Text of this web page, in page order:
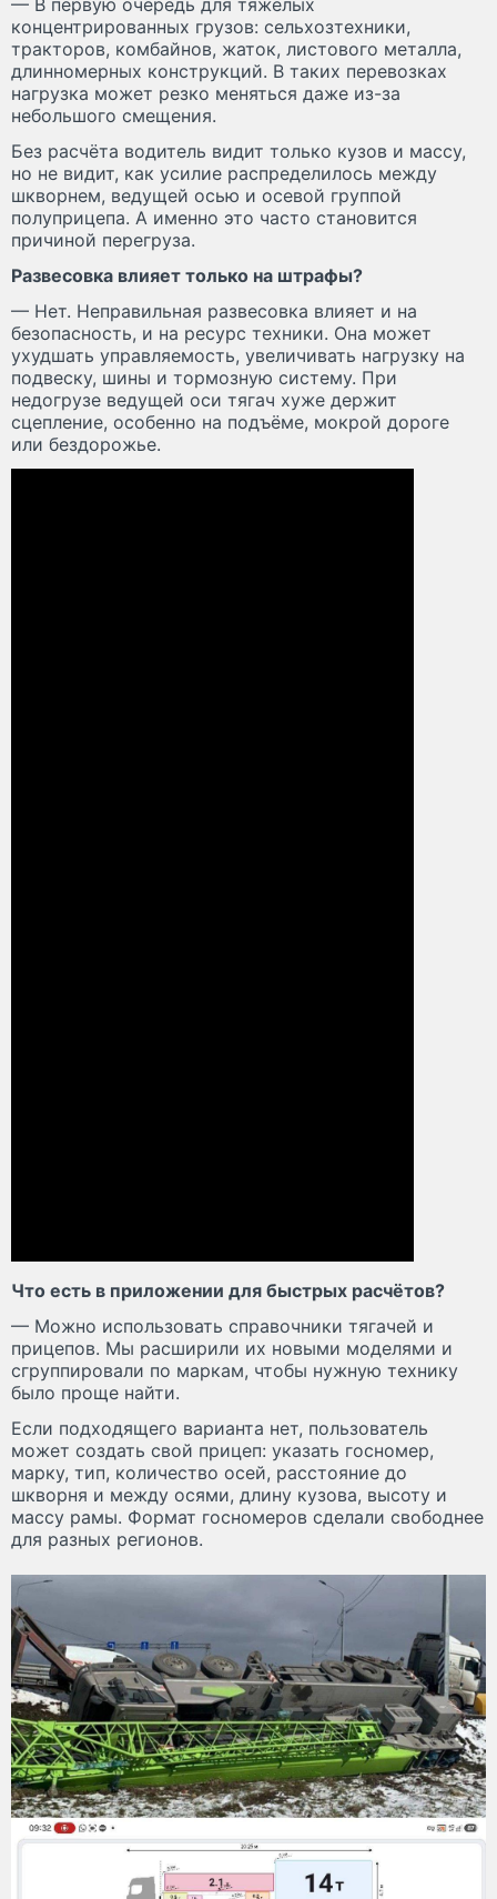
— В первую очередь для тяжёлых
концентрированных грузов: сельхозтехники,
тракторов, комбайнов, жаток, листового металла,
длинномерных конструкций. В таких перевозках
нагрузка может резко меняться даже из-за
небольшого смещения.
Без расчёта водитель видит только кузов и массу,
но не видит, как усилие распределилось между
шкворнем, ведущей осью и осевой группой
полуприцепа. А именно это часто становится
причиной перегруза.
Развесовка влияет только на штрафы?
— Нет. Неправильная развесовка влияет и на
безопасность, и на ресурс техники. Она может
ухудшать управляемость, увеличивать нагрузку на
подвеску, шины и тормозную систему. При
недогрузе ведущей оси тягач хуже держит
сцепление, особенно на подъёме, мокрой дороге
или бездорожье.
Что есть в приложении для быстрых расчётов?
— Можно использовать справочники тягачей и
прицепов. Мы расширили их новыми моделями и
сгруппировали по маркам, чтобы нужную технику
было проще найти.
Если подходящего варианта нет, пользователь
может создать свой прицеп: указать госномер,
марку, тип, количество осей, расстояние до
шкворня и между осями, длину кузова, высоту и
массу рамы. Формат госномеров сделали свободнее
для разных регионов.